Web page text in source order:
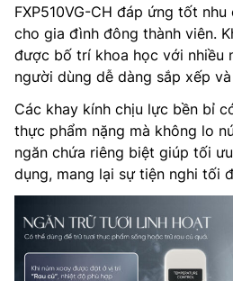
FXP510VG-CH đáp ứng tốt
cho gia đình đông thành viên.
được bố trí khoa học với nhiều
người dùng dễ dàng sắp xếp
Các khay kính chịu lực bền bỉ
thực phẩm nặng mà không lo
ngăn chứa riêng biệt giúp tối
dụng, mang lại sự tiện nghi tối